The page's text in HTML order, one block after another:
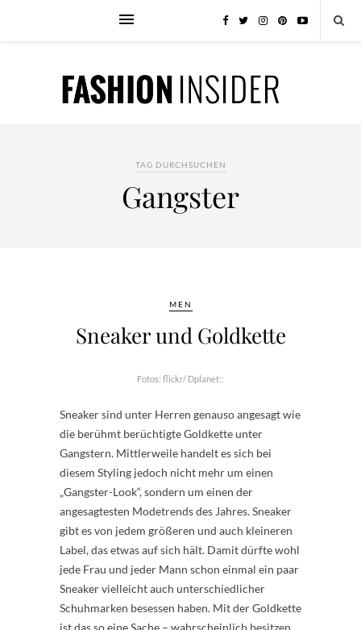
TAG DURCHSUCHEN
Gangster
MEN
Sneaker und Goldkette
Fotos: flickr/ Dplanet::
Sneaker sind unter Herren genauso angesagt wie
die berühmt berüchtigte Goldkette unter
Gangstern. Mittlerweile handelt es sich bei
diesem Styling jedoch nicht mehr um einen
„Gangster-Look“, sondern um einen der
angesagtesten Modetrends des Jahres. Sneaker
gibt es von jedem größeren und auch kleineren
Label, das etwas auf sich hält. Damit dürfte wohl
jede Frau und jeder Mann schon einmal ein paar
Sneaker vielleicht auch unterschiedlicher
Schuhmarken besessen haben. Mit der Goldkette
ist das so eine Sache – wahrscheinlich besitzen